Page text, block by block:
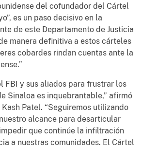
del cofundador del Cártel
es un paso decisivo en la
de este Departamento de Justicia
manera definitiva a estos cárteles
cobardes rindan cuentas ante la
FBI y sus aliados para frustrar los
Sinaloa es inquebrantable,” afirmó
Patel. “Seguiremos utilizando
alcance para desarticular
que continúe la infiltración
a nuestras comunidades. El Cártel